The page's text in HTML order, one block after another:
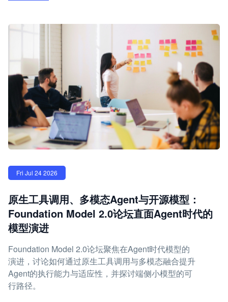
Fri Jul 24 2026
原生工具调用、多模态Agent与开源模型：
Foundation Model 2.0论坛直面Agent时代的
模型演进
Foundation Model 2.0论坛聚焦在Agent时代模型的
演进，讨论如何通过原生工具调用与多模态融合提升
Agent的执行能力与适应性，并探讨端侧小模型的可
行路径。